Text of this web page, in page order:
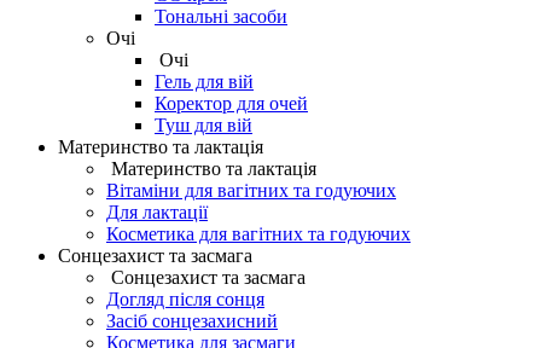
Тональні засоби
Очі
Очі
Гель для вій
Коректор для очей
Туш для вій
Материнство та лактація
Материнство та лактація
Вітаміни для вагітних та годуючих
Для лактації
Косметика для вагітних та годуючих
Сонцезахист та засмага
Сонцезахист та засмага
Догляд після сонця
Засіб сонцезахисний
Косметика для засмаги